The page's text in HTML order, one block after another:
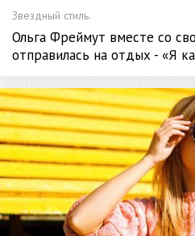
Звездный стиль.
Ольга Фреймут вместе со
отправилась на отдых - «Я